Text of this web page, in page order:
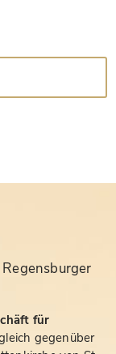
für
gegenüber